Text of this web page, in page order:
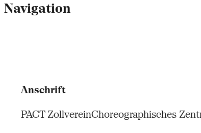
Navigation
Anschrift
PACT ZollvereinChoreographisches